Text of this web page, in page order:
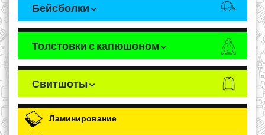
Бейсболки
Толстовки с капюшоном
Свитшоты
Ламинирование